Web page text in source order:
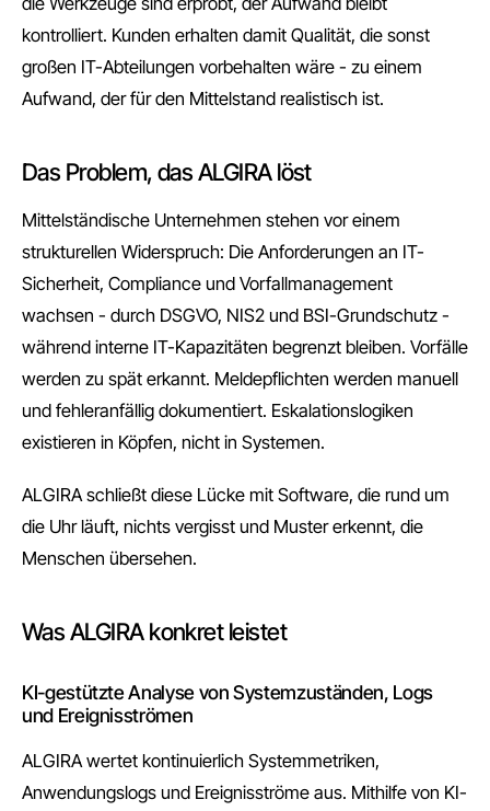
kontrolliert. Kunden erhalten damit Qualität, die sonst
großen IT-Abteilungen vorbehalten wäre - zu einem
Aufwand, der für den Mittelstand realistisch ist.
Das Problem, das ALGIRA löst
Mittelständische Unternehmen stehen vor einem
strukturellen Widerspruch: Die Anforderungen an IT-
Sicherheit, Compliance und Vorfallmanagement
wachsen - durch DSGVO, NIS2 und BSI-Grundschutz -
während interne IT-Kapazitäten begrenzt bleiben. Vorfälle
werden zu spät erkannt. Meldepflichten werden manuell
und fehleranfällig dokumentiert. Eskalationslogiken
existieren in Köpfen, nicht in Systemen.
ALGIRA schließt diese Lücke mit Software, die rund um
die Uhr läuft, nichts vergisst und Muster erkennt, die
Menschen übersehen.
Was ALGIRA konkret leistet
KI-gestützte Analyse von Systemzuständen, Logs
und Ereignisströmen
ALGIRA wertet kontinuierlich Systemmetriken,
Anwendungslogs und Ereignisströme aus. Mithilfe von KI-